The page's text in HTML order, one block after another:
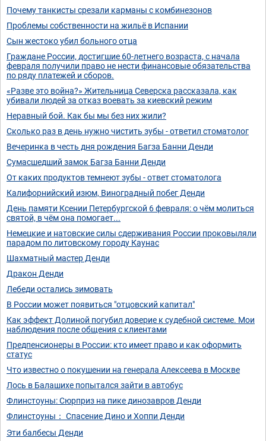
Почему танкисты срезали карманы с комбинезонов
Проблемы собственности на жильё в Испании
Сын жестоко убил больного отца
Граждане России, достигшие 60-летнего возраста, с начала
февраля получили право не нести финансовые обязательства
по ряду платежей и сборов.
«Разве это война?» Жительница Северска рассказала, как
убивали людей за отказ воевать за киевский режим
Неравный бой. Как бы мы без них жили?
Сколько раз в день нужно чистить зубы - ответил стоматолог
Вечеринка в честь дня рождения Багза Банни Денди
Сумасшедший замок Багза Банни Денди
От каких продуктов темнеют зубы - ответ стоматолога
Калифорнийский изюм, Виноградный побег Денди
День памяти Ксении Петербургской 6 февраля: о чём молиться
святой, в чём она помогает...
Немецкие и натовские силы сдерживания России проковыляли
парадом по литовскому городу Каунас
Шахматный мастер Денди
Дракон Денди
Лебеди остались зимовать
В России может появиться "отцовский капитал"
Как эффект Долиной погубил доверие к судебной системе. Мои
наблюдения после общения с клиентами
Предпенсионеры в России: кто имеет право и как оформить
статус
Что известно о покушении на генерала Алексеева в Москве
Лось в Балашихе попытался зайти в автобус
Флинстоуны: Сюрприз на пике динозавров Денди
Флинстоуны： Спасение Дино и Хоппи Денди
Эти балбесы Денди